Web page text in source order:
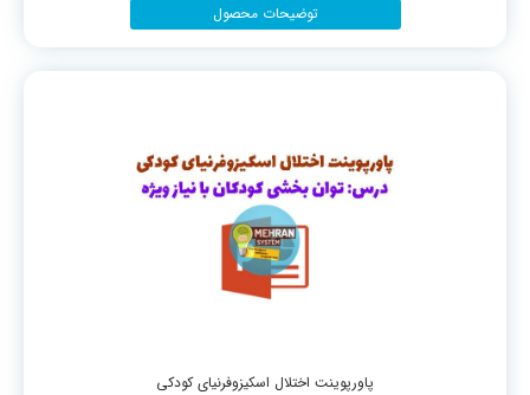
توضیحات محصول
پاورپوینت اختلال اسکیزوفرنیای کودکی